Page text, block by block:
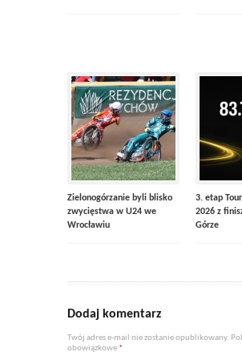
Zielonogórzanie byli blisko
zwycięstwa w U24 we
Wrocławiu
3. etap
2026 z
Górze
Dodaj komentarz
Twój adres e-mail nie zostanie opublikowany.
obowiązkowe *